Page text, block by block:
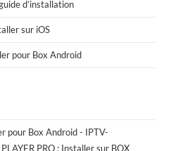
d’installation
sur iOS
pour Box Android
pour Box Android - IPTV-
PRO : Installer sur BOX